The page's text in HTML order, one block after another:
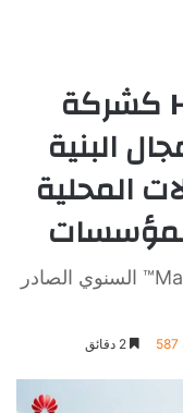
اختيار Huawei Datacom كشركة
2022 في مجال البنية
المحلية
بحسب تصنيف تقرير Magic Quadrant™ السنوي الصادر
587